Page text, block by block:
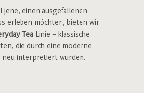
jene, einen ausgefallenen
erleben möchten, bieten wir
Tea Linie – klassische
die durch eine moderne
neu interpretiert wurden.